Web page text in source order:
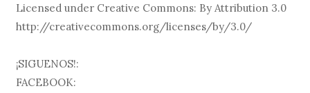
Licensed under Creative Commons: By Attribution 3.0
http://creativecommons.org/licenses/by/3.0/
¡SIGUENOS!:
FACEBOOK: